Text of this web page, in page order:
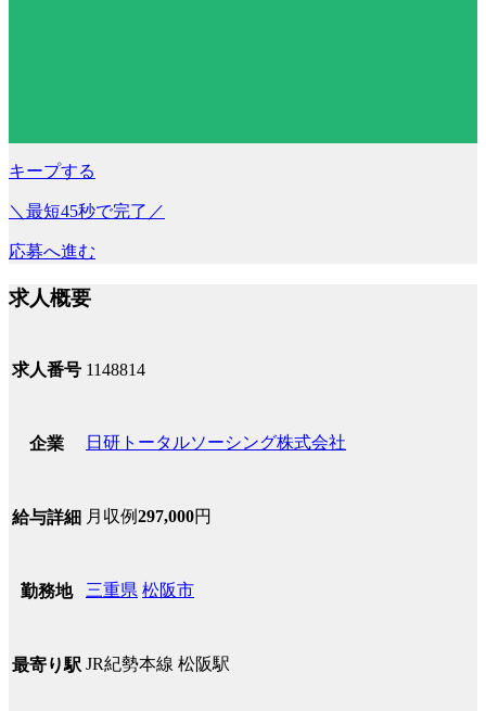
キープする
＼最短45秒で完了／
応募へ進む
求人概要
求人番号 1148814
企業 日研トータルソーシング株式会社
給与詳細 月収例297,000円
勤務地 三重県 松阪市
最寄り駅 JR紀勢本線 松阪駅